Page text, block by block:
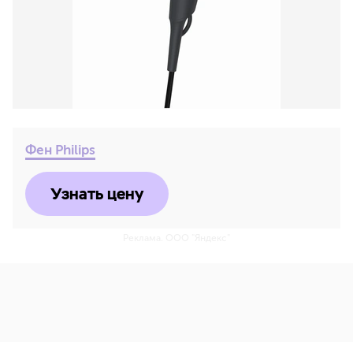
Фен Philips
Узнать цену